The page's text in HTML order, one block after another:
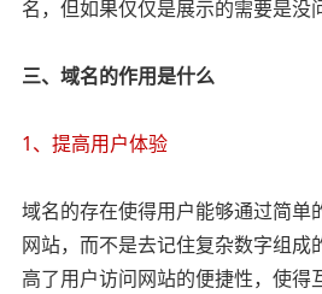
名，但如果仅仅是展示的需要是没
三、域名的作用是什么
1、提高用户体验
域名的存在使得用户能够通过简单
网站，而不是去记住复杂数字组成
高了用户访问网站的便捷性，使得